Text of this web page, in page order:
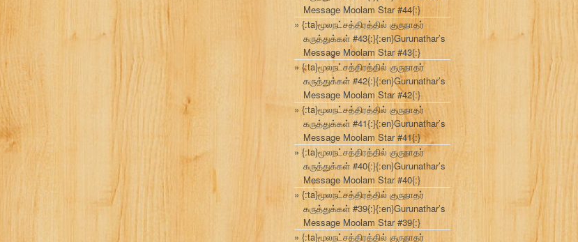
Message Moolam Star #44{:}
{:ta}மூலநட்சத்திரத்தில் குருநாதர்
கருத்துக்கள் #43{:}{:en}Gurunathar’s
Message Moolam Star #43{:}
{:ta}மூலநட்சத்திரத்தில் குருநாதர்
கருத்துக்கள் #42{:}{:en}Gurunathar’s
Message Moolam Star #42{:}
{:ta}மூலநட்சத்திரத்தில் குருநாதர்
கருத்துக்கள் #41{:}{:en}Gurunathar’s
Message Moolam Star #41{:}
{:ta}மூலநட்சத்திரத்தில் குருநாதர்
கருத்துக்கள் #40{:}{:en}Gurunathar’s
Message Moolam Star #40{:}
{:ta}மூலநட்சத்திரத்தில் குருநாதர்
கருத்துக்கள் #39{:}{:en}Gurunathar’s
Message Moolam Star #39{:}
{:ta}மூலநட்சத்திரத்தில் குருநாதர்